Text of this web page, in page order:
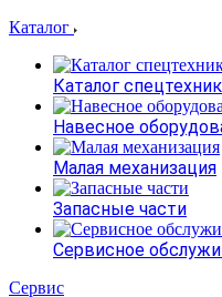
Каталог
Каталог
Навесное
Малая механизация
Запасные части
Сервисное
Сервис